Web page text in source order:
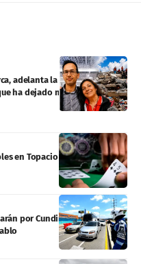
adelanta la búsqueda del
ha dejado más de 2.500
en Topacio Bet Casino
por Cundinamarca durante